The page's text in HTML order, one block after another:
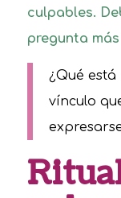
culpables.
pregunta
¿Qué
vínculo